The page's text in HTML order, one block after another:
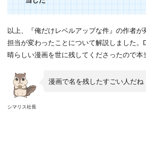
以上、『俺だけレベルアップな件』の作者が
担当が変わったことについて解説しました
晴らしい漫画を世に残してくださったので本
シマリス社長
漫画で名を残したすごい人だね